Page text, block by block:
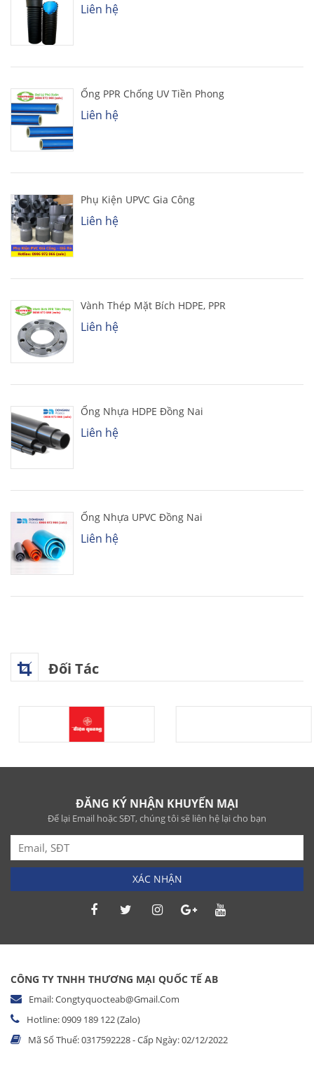
Liên hệ
Ống PPR Chống UV Tiền Phong
Liên hệ
Phụ Kiện UPVC Gia Công
Liên hệ
Vành Thép Mặt Bích HDPE, PPR
Liên hệ
Ống Nhựa HDPE Đồng Nai
Liên hệ
Ống Nhựa UPVC Đồng Nai
Liên hệ
Đối Tác
ĐĂNG KÝ NHẬN KHUYẾN MẠI
Để lại Email hoặc SĐT, chúng tôi sẽ liên hệ lại cho bạn
XÁC NHẬN
CÔNG TY TNHH THƯƠNG MẠI QUỐC TẾ AB
Email: Congtyquocteab@gmail.com
Hotline: 0909 189 122 (Zalo)
Mã Số Thuế: 0317592228 - Cấp Ngày: 02/12/2022